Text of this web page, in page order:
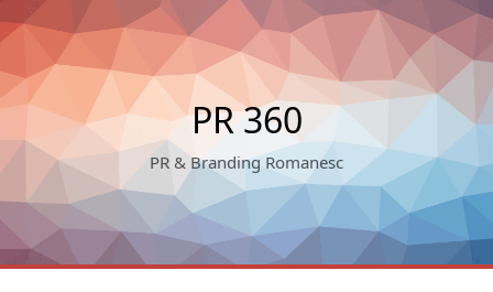
Skip
to
content
PR 360
PR & Branding Romanesc